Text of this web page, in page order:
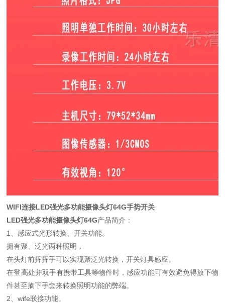
WIFI连接LED强光多功能摄像头灯64G手势开关
LED强光多功能摄像头灯64G产品简介：
1、感应式光形转换、开关功能。
拥有聚、泛光两种照明，
在头灯前挥挥手可以实现聚泛光转换，开关灯具感应。
在登高处并双手有携带工具等物件时，感应功能可有效避免得放下物
件甚至摘下手套来转换照明功能的弊端。
2、wife联接功能。